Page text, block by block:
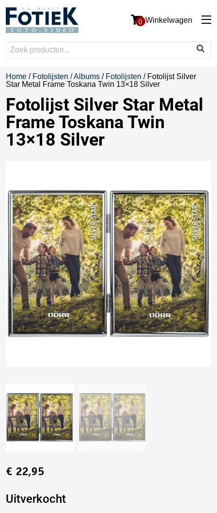
0 Winkelwagen
Home / Fotolijsten / Albums / Fotolijsten / Fotolijst Silver
Star Metal Frame Toskana Twin 13×18 Silver
Fotolijst Silver Star Metal
Frame Toskana Twin
13×18 Silver
€ 22,95
Uitverkocht